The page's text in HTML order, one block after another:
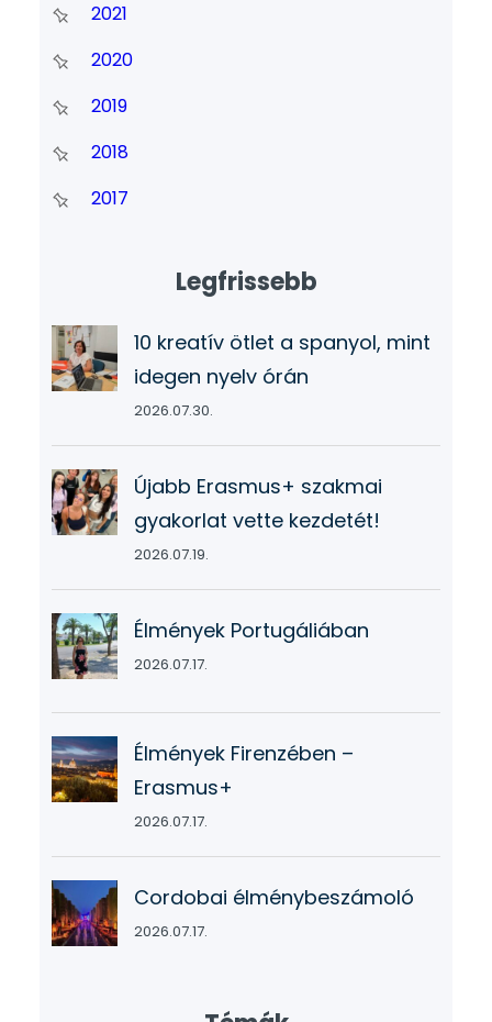
2021
2020
2019
2018
2017
Legfrissebb
10 kreatív ötlet a spanyol, mint
idegen nyelv órán
2026.07.30.
Újabb Erasmus+ szakmai
gyakorlat vette kezdetét!
2026.07.19.
Élmények Portugáliában
2026.07.17.
Élmények Firenzében –
Erasmus+
2026.07.17.
Cordobai élménybeszámoló
2026.07.17.